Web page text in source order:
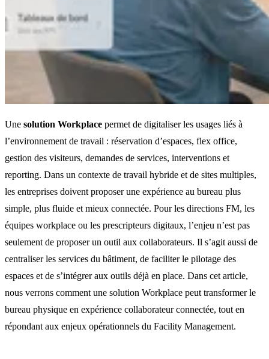
Une solution Workplace permet de digitaliser les usages liés à
l’environnement de travail : réservation d’espaces, flex office,
gestion des visiteurs, demandes de services, interventions et
reporting. Dans un contexte de travail hybride et de sites multiples,
les entreprises doivent proposer une expérience au bureau plus
simple, plus fluide et mieux connectée. Pour les directions FM, les
équipes workplace ou les prescripteurs digitaux, l’enjeu n’est pas
seulement de proposer un outil aux collaborateurs. Il s’agit aussi de
centraliser les services du bâtiment, de faciliter le pilotage des
espaces et de s’intégrer aux outils déjà en place. Dans cet article,
nous verrons comment une solution Workplace peut transformer le
bureau physique en expérience collaborateur connectée, tout en
répondant aux enjeux opérationnels du Facility Management.